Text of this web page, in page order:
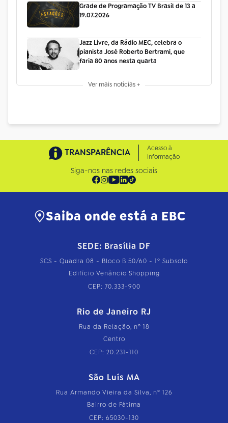
Grade de Programação TV Brasil de 13 a
19.07.2026
Jazz Livre, da Rádio MEC, celebra o
pianista José Roberto Bertrami, que
faria 80 anos nesta quarta
Ver mais notícias +
TRANSPARÊNCIA
Acesso à
Informação
Siga-nos nas redes sociais
Saiba onde está a EBC
SEDE: Brasília DF
SCS - Quadra 08 - Bloco B 50/60 - 1º Subsolo
Edifício Venâncio Shopping
CEP: 70.333-900
Rio de Janeiro RJ
Rua da Relação, nº 18
Centro
CEP: 20.231-110
São Luís MA
Rua Armando Vieira da Silva, nº 126
Bairro de Fátima
CEP: 65030-130